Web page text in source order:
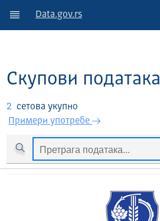
Data.gov.rs
Скупови података
2 сетова укупно
Примери употребе